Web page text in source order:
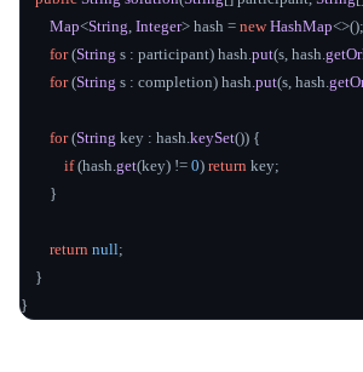
Map<String Integer> hash = new HashMap<>();
for (String s : participant) hash. put(s, hash.
for (String s : completion) hash. put(s, hash.
for (String key : hash. keySet()) {
if (hash. get(key) != 0) return key;
        }
return null;
    }
}